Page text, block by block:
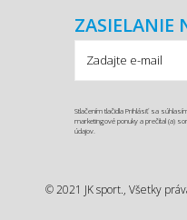
ZASIELANIE
Stlačením tlačidla Prihlásiť sa
marketingové ponuky a prečítal (a)
údajov.
© 2021 JK sport., Všetky